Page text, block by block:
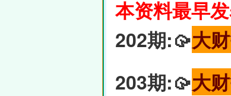
本资料最早
202期:🥠大
203期:🥠大